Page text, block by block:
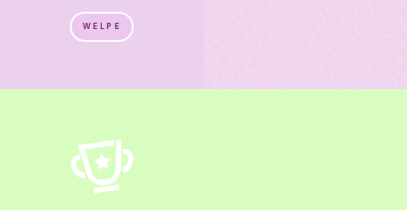
WELPE